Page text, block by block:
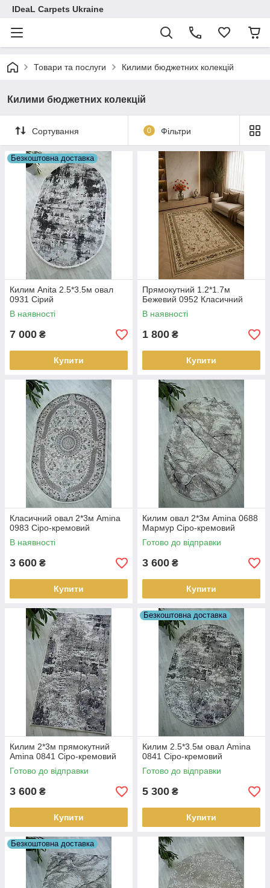
IDeaL Carpets Ukraine
Товари та послуги Килими бюджетних колекцій
Килими бюджетних колекцій
Сортування 0 Фільтри
Безкоштовна доставка
Килим Anita 2.5*3.5м овал
0931 Сірий
В наявності
7 000 ₴
Купити
Прямокутний 1.2*1.7м
Бежевий 0952 Класичний
В наявності
1 800 ₴
Купити
Класичний овал 2*3м Amina
0983 Сіро-кремовий
В наявності
3 600 ₴
Купити
Килим овал 2*3м Amina 0688
Мармур Сіро-кремовий
Готово до відправки
3 600 ₴
Купити
Килим 2*3м прямокутний
Amina 0841 Сіро-кремовий
Готово до відправки
3 600 ₴
Купити
Безкоштовна доставка
Килим 2.5*3.5м овал Amina
0841 Сіро-кремовий
Готово до відправки
5 300 ₴
Купити
Безкоштовна доставка